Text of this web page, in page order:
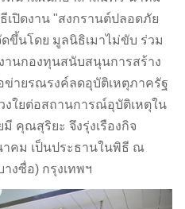
ปิดงาน "สงกรานต์ปลอดภัย
ขึ้นโดย มูลนิธิเมาไม่ขับ ร่วม
นกองทุนสนับสนุนการสร้าง
ข่ายรณรงค์ลดอุบัติเหตุภาครัฐ
งใยต่อสถานการณ์อุบัติเหตุใน
คุณสุริยะ จึงรุ่งเรืองกิจ
คม เป็นประธานในพิธี ณ
งซื่อ) กรุงเทพฯ